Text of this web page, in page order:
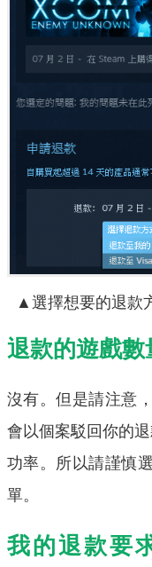
▲選擇想要的退款
退款的遊戲數
沒有。但是請注意
會以個案駁回你的
功率。所以請謹慎
單。
我的退款要